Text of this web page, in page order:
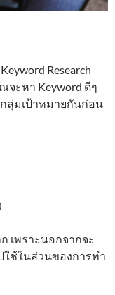
Research
จะหา Keyword ดีๆ
ลุ่มเป้าหมายกันก่อน
พราะนอกจากจะ
ใช้ในส่วนของการทำ